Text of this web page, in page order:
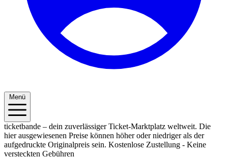
Menü
ticketbande – dein zuverlässiger Ticket-Marktplatz weltweit. Die
hier ausgewiesenen Preise können höher oder niedriger als der
aufgedruckte Originalpreis sein. Kostenlose Zustellung - Keine
versteckten Gebühren